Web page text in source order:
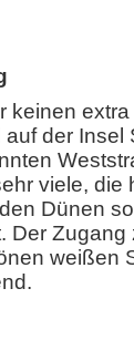
keinen
auf der Insel
viele, die
Dünen
Der Zugang
weißen